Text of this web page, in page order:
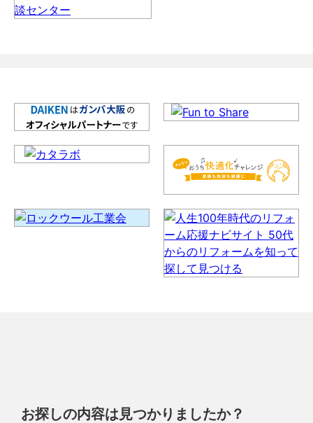
お探しの内容は見つかりましたか？